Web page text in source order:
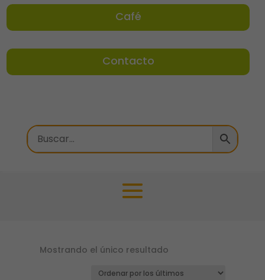
Café
Contacto
Mostrando el único resultado